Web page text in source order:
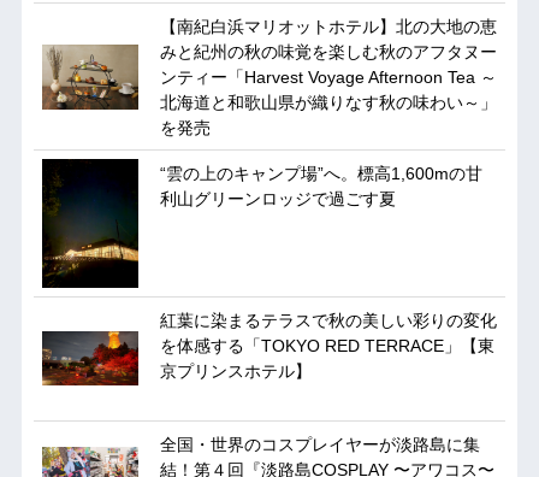
【南紀白浜マリオットホテル】北の大地の恵
みと紀州の秋の味覚を楽しむ秋のアフタヌー
ンティー「Harvest Voyage Afternoon Tea ～
北海道と和歌山県が織りなす秋の味わい～」
を発売
“雲の上のキャンプ場”へ。標高1,600mの甘
利山グリーンロッジで過ごす夏
紅葉に染まるテラスで秋の美しい彩りの変化
を体感する「TOKYO RED TERRACE」【東
京プリンスホテル】
全国・世界のコスプレイヤーが淡路島に集
結！第４回『淡路島COSPLAY 〜アワコス〜